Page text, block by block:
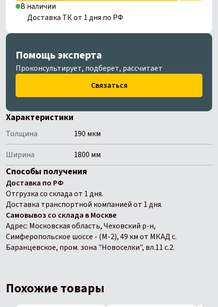
Характеристики
Толщина
190 мкм
Ширина
1800 мм
Способы получения
Доставка по РФ
Отгрузка со склада от 1 дня.
Доставка транспортной компанией от 1 дня.
Самовывоз со склада в Москве
Адрес: Московская область, Чеховский р-н,
Симферопольское шоссе - (М-2), 49 км от МКАД с.
Баранцевское, пром. зона "Новоселки", вл.11 с.2.
В наличии
Доставка ТК от 1 дня по РФ
Помощь эксперта
Проконсультирует, подберет, рассчитает
Связаться
Похожие товары